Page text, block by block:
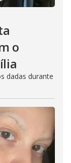
o
dadas durante